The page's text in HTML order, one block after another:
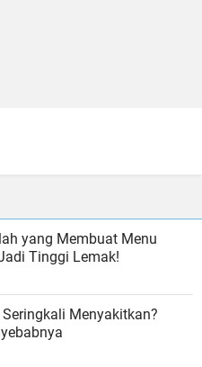
yang Membuat Menu
Tinggi Lemak!
Menyakitkan?